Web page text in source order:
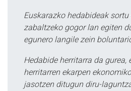
Euskarazko hedabideak
zabaltzeko gogor lan egiten
egunero langile zein
Hedabide herritarra da gurea,
herritarren ekarpen
jasotzen ditugun diru-